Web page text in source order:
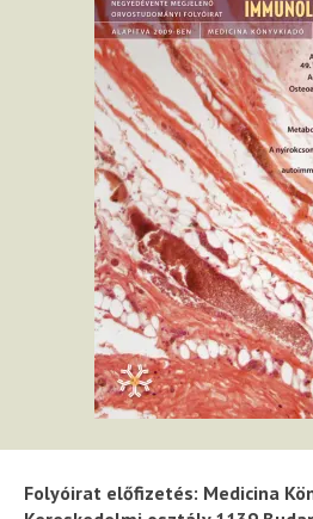
Folyóirat előfizetés: Medicina